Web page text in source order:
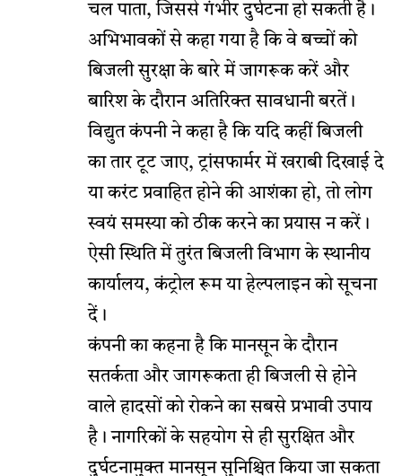
चल पाता, जिससे गंभीर दुर्घटना हो सकती है।
अभिभावकों से कहा गया है कि वे बच्चों को
बिजली सुरक्षा के बारे में जागरूक करें और
बारिश के दौरान अतिरिक्त सावधानी बरतें।
विद्युत कंपनी ने कहा है कि यदि कहीं बिजली
का तार टूट जाए, ट्रांसफार्मर में खराबी दिखाई दे
या करंट प्रवाहित होने की आशंका हो, तो लोग
स्वयं समस्या को ठीक करने का प्रयास न करें।
ऐसी स्थिति में तुरंत बिजली विभाग के स्थानीय
कार्यालय, कंट्रोल रूम या हेल्पलाइन को सूचना
दें।
कंपनी का कहना है कि मानसून के दौरान
सतर्कता और जागरूकता ही बिजली से होने
वाले हादसों को रोकने का सबसे प्रभावी उपाय
है। नागरिकों के सहयोग से ही सुरक्षित और
दुर्घटनामुक्त मानसून सुनिश्चित किया जा सकता